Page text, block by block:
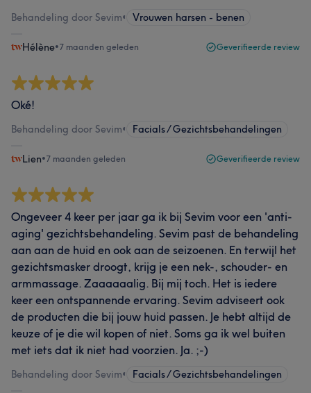
Behandeling door Sevim• Vrouwen harsen - benen
Hélène•7 maanden geleden Geverifieerde review
Oké!
Behandeling door Sevim• Facials / Gezichtsbehandelingen
Lien•7 maanden geleden Geverifieerde review
Ongeveer 4 keer per jaar ga ik bij Sevim voor een 'anti-
aging' gezichtsbehandeling. Sevim past de behandeling
aan aan de huid en ook aan de seizoenen. En terwijl het
gezichtsmasker droogt, krijg je een nek-, schouder- en
armmassage. Zaaaaaalig. Bij mij toch. Het is iedere
keer een ontspannende ervaring. Sevim adviseert ook
de producten die bij jouw huid passen. Je hebt altijd de
keuze of je die wil kopen of niet. Soms ga ik wel buiten
met iets dat ik niet had voorzien. Ja. ;-)
Behandeling door Sevim• Facials / Gezichtsbehandelingen